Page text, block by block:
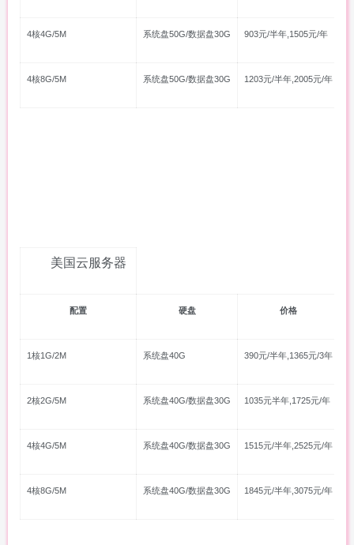
4核4G/5M 系统盘50G/数据盘30G 903元/半年,1505元/年
4核8G/5M 系统盘50G/数据盘30G 1203元/半年,2005元/年
美国云服务器
配置 硬盘 价格
1核1G/2M 系统盘40G 390元/半年,1365元/3年
2核2G/5M 系统盘40G/数据盘30G 1035元半年,1725元/年
4核4G/5M 系统盘40G/数据盘30G 1515元/半年,2525元/年
4核8G/5M 系统盘40G/数据盘30G 1845元/半年,3075元/年